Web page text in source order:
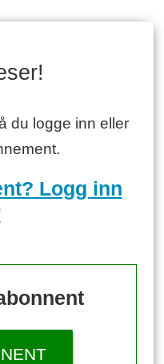
du logge inn eller
Logg inn